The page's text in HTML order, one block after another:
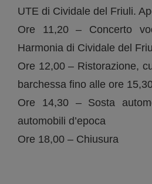
UTE di Cividale del Friuli.
Ore 11,20 – Concerto
Harmonia di Cividale del
Ore 12,00 – Ristorazione,
barchessa fino alle ore
Ore 14,30 – Sosta
automobili d’epoca
Ore 18,00 – Chiusura